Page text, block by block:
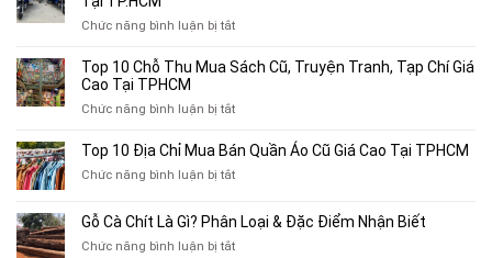
Chức năng bình luận bị tắtở
4
Bán
Xe
Cũ,
Xe
Top 10 Chỗ Thu Mua Sách Cũ, Truyện Tranh, Tạp Chí Giá
Cao Tại TPHCM
Chức năng bình luận bị tắtở
10
Thu
Sách
Top 10 Địa Chỉ Mua Bán Quần Áo Cũ Giá Cao Tại TPHCM
Chức năng bình luận bị tắtở
Địa
Chỉ
Gỗ Cà Chít Là Gì? Phân Loại & Đặc Điểm Nhận Biết
Chức năng bình luận bị tắtở